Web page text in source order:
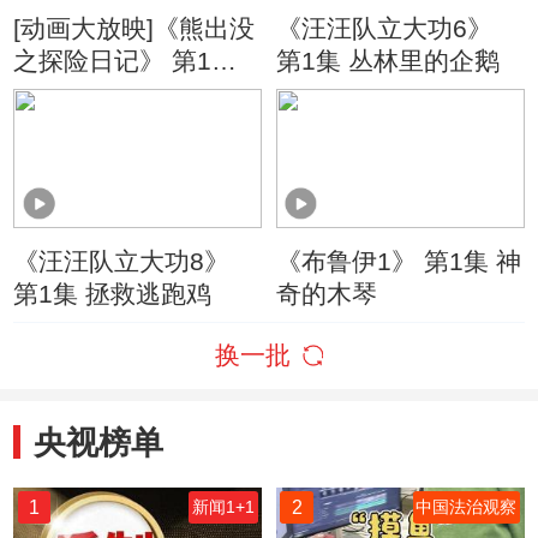
[动画大放映]《熊出没
之探险日记》 第1集
导游光头强
《汪汪队立大功6》
第1集 丛林里的企鹅
《汪汪队立大功8》
第1集 拯救逃跑鸡
《布鲁伊1》 第1集 神
奇的木琴
换一批
央视榜单
1 新闻1+1 2 中国法治观察